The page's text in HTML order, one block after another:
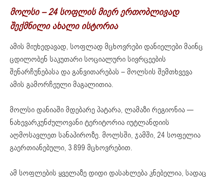
მოლსი –24სოფლისმიერ ერთობლივად
შექმნილიახალიისტორია
ამის მიუხედავად, სოფლად მცხოვრები დანიელები მაინც
ცდილობენ საკუთარი სოციალური სივრცეების
შენარჩუნებასა და განვითარებას – მოლსის შემთხვევა
ამის გამორჩეული მაგალითია.
მოლსი დანიაში მდებარე პატარა, ლამაზი რეგიონია —
ნახევარკუნძულოვანი ტერიტორია იუტლანდიის
აღმოსავლეთ სანაპიროზე. მოლსში, ჯამში, 24 სოფელია
გაერთიანებული, 3 899 მცხოვრებით.
ამ სოფლების ყველაზე დიდი დასახლება კნებელია, სადაც